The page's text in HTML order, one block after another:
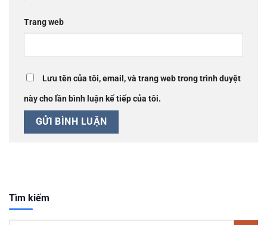
Trang web
Lưu tên của tôi, email, và trang web trong trình duyệt
này cho lần bình luận kế tiếp của tôi.
Tìm kiếm